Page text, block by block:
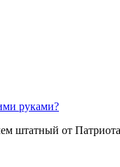
руками?
штатный от